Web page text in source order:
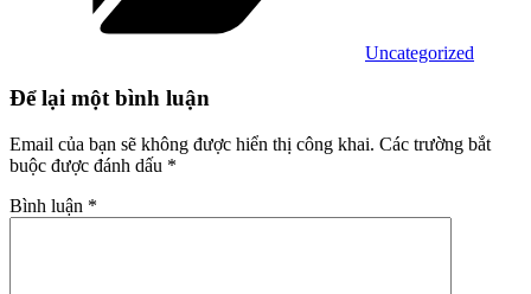
Uncategorized
Để lại một bình luận
Email của bạn sẽ không được hiển thị công khai. Các trường bắt
buộc được đánh dấu *
Bình luận *